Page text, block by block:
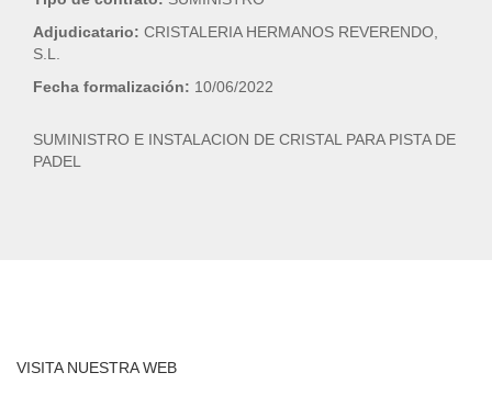
Adjudicatario: CRISTALERIA HERMANOS REVERENDO,
S.L.
Fecha formalización: 10/06/2022
SUMINISTRO E INSTALACION DE CRISTAL PARA PISTA DE
PADEL
VISITA NUESTRA WEB